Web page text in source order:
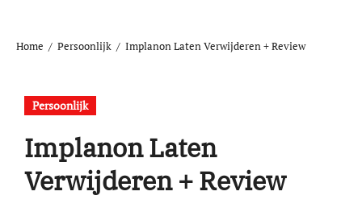
Home Persoonlijk Implanon Laten Verwijderen + Review
Persoonlijk
Implanon Laten
Verwijderen + Review